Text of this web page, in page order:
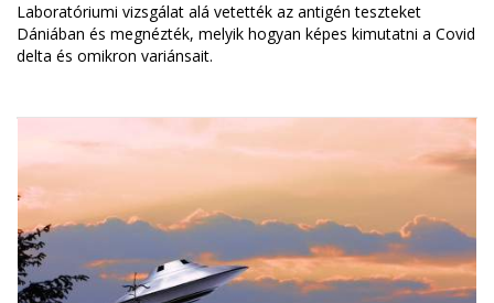
Laboratóriumi vizsgálat alá vetették az antigén teszteket
Dániában és megnézték, melyik hogyan képes kimutatni a Covid
delta és omikron variánsait.